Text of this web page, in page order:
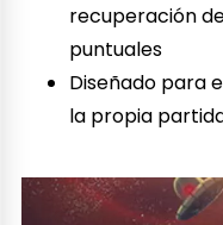
recuperación
puntuales
Diseñado para
la propia